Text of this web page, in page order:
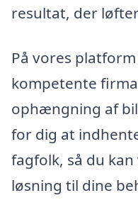
resultat, der
På vores
kompetente
ophængning af
for dig at
fagfolk, så du
løsning til dine